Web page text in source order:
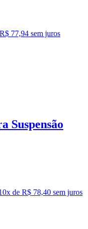
R$ 77,94 sem juros
Suspensão
x de R$ 78,40 sem juros